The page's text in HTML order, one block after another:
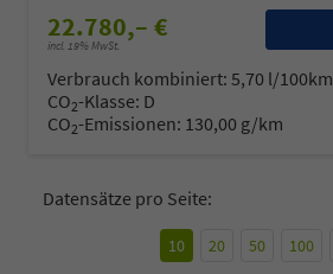
22.780,– €
incl. 19% MwSt.
Verbrauch kombiniert: 5,70 l/100km
CO2-Klasse: D
CO2-Emissionen: 130,00 g/km
Datensätze pro Seite:
10 20 50 100